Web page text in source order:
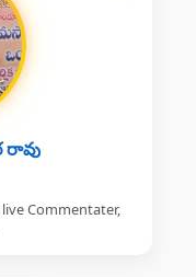
రావు
Commentater,